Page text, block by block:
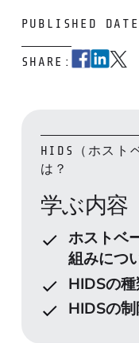
PUBLISHED
SHARE:
HIDS（ホスト
は？
学ぶ内容
ホストベ
組みにつ
HIDSの
HIDSの